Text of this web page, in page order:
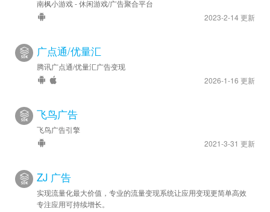
南枫小游戏 - 休闲游戏/广告聚合平台
2023-2-14 更新
广点通/优量汇
腾讯广点通/优量汇广告变现
2026-1-16 更新
飞鸟广告
飞鸟广告引擎
2021-3-31 更新
ZJ 广告
实现流量化最大价值，专业的流量变现系统让应用变现更简单高效
专注应用可持续增长。